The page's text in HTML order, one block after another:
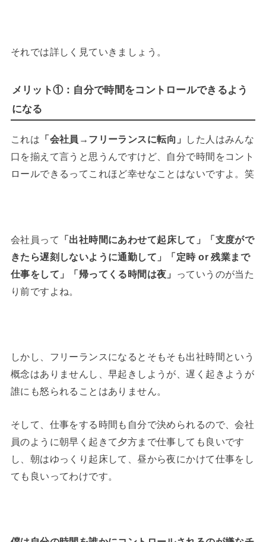
それでは詳しく見ていきましょう。
メリット①：自分で時間をコントロールできるよう
になる
これは 「会社員→フリーランスに転向」
した人はみんな
口を揃えて言うと思うんですけど、自分で時間をコント
ロールできるってこれほど幸せなことはないですよ。笑
会社員って
「出社時間にあわせて起床して」「支度がで
きたら遅刻しないように通勤して」「定時 or 残業まで
仕事をして」「帰ってくる時間は夜」
っていうのが当た
り前ですよね。
しかし、フリーランスになるとそもそも出社時間という
概念はありませんし、早起きしようが、遅く起きようが
誰にも怒られることはありません。
そして、仕事をする時間も自分で決められるので、会社
員のように朝早く起きて夕方まで仕事しても良いです
し、朝はゆっくり起床して、昼から夜にかけて仕事をし
ても良いってわけです。